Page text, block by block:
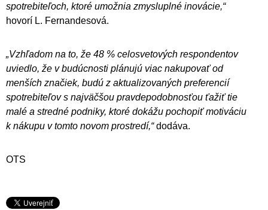
spotrebiteľoch, ktoré umožnia zmysluplné inovácie,“
hovorí L. Fernandesová.
„Vzhľadom na to, že 48 % celosvetových respondentov
uviedlo, že v budúcnosti plánujú viac nakupovať od
menších značiek, budú z aktualizovaných preferencií
spotrebiteľov s najväčšou pravdepodobnosťou ťažiť tie
malé a stredné podniky, ktoré dokážu pochopiť motiváciu
k nákupu v tomto novom prostredí,“dodáva.
OTS